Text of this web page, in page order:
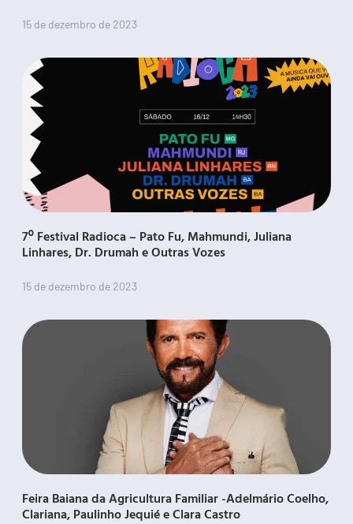
15 de dezembro de 2023
7º Festival Radioca – Pato Fu, Mahmundi, Juliana
Linhares, Dr. Drumah e Outras Vozes
15 de dezembro de 2023
Feira Baiana da Agricultura Familiar -Adelmário Coelho,
Clariana, Paulinho Jequié e Clara Castro